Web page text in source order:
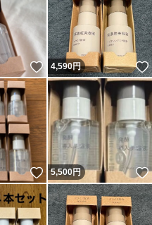
いいね！
4,590円
いいね！
5,500円